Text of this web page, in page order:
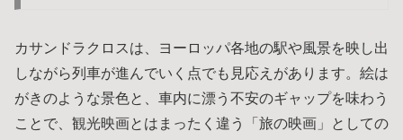
カサンドラクロスは、ヨーロッパ各地の駅や風景を映し出
しながら列車が進んでいく点でも見応えがあります。絵は
がきのような景色と、車内に漂う不安のギャップを味わう
ことで、観光映画とはまったく違う「旅の映画」としての